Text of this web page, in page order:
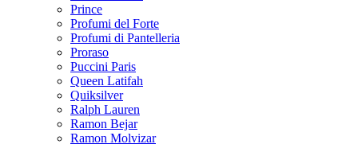
Prince
Profumi del Forte
Profumi di Pantelleria
Proraso
Puccini Paris
Queen Latifah
Quiksilver
Ralph Lauren
Ramon Bejar
Ramon Molvizar